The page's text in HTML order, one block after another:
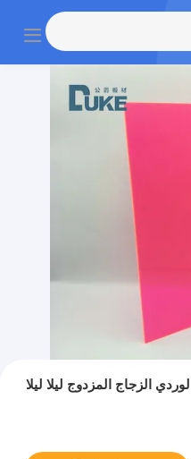
100٪ العذراء ميتسوبيشي MMA الوردي الزجاج المزدوج ليلا ليلا